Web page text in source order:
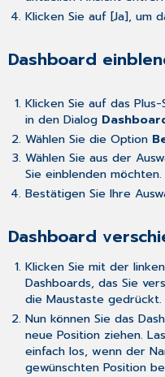
Klicken Sie auf [Ja], um
Dashboard
Klicken Sie auf das Plus-
in den Dialog
Wählen Sie die Option
Wählen Sie aus der
Sie einblenden möchten.
Bestätigen Sie Ihre
Dashboard
Klicken Sie mit der
Dashboards, das Sie
die Maustaste gedrückt.
Nun können Sie das
neue Position ziehen.
einfach los, wenn der
gewünschten Position